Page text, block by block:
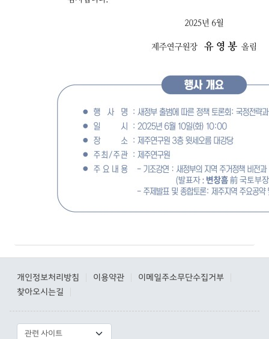
개인정보처리방침 이용약관 이메일주소무단수집거부
찾아오시는길